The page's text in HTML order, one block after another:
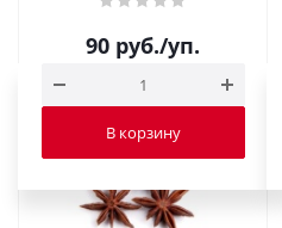
90 руб./уп.
В корзину